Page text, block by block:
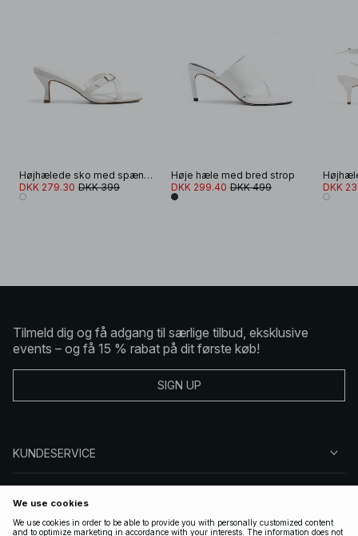
Højhælede sko med spændedetalje
DKK 279.30 DKK 399
Høje hæle med bred strop
DKK 299.40 DKK 499 DKK
Tilmeld dig og få adgang til særlige tilbud, eksklusive
events – og få 15 % rabat på dit første køb!
SIGN UP
KUNDESERVICE
FØLG OS